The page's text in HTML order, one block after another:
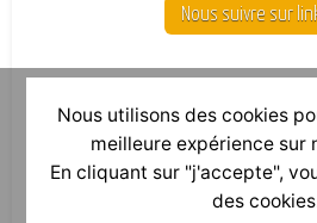
Nous suivre sur
Nous utilisons des cookies
meilleure expérience sur
En cliquant sur "j'accepte",
des